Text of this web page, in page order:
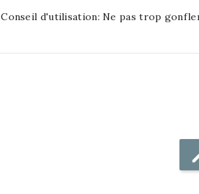
Conseil d'utilisation: Ne pas trop